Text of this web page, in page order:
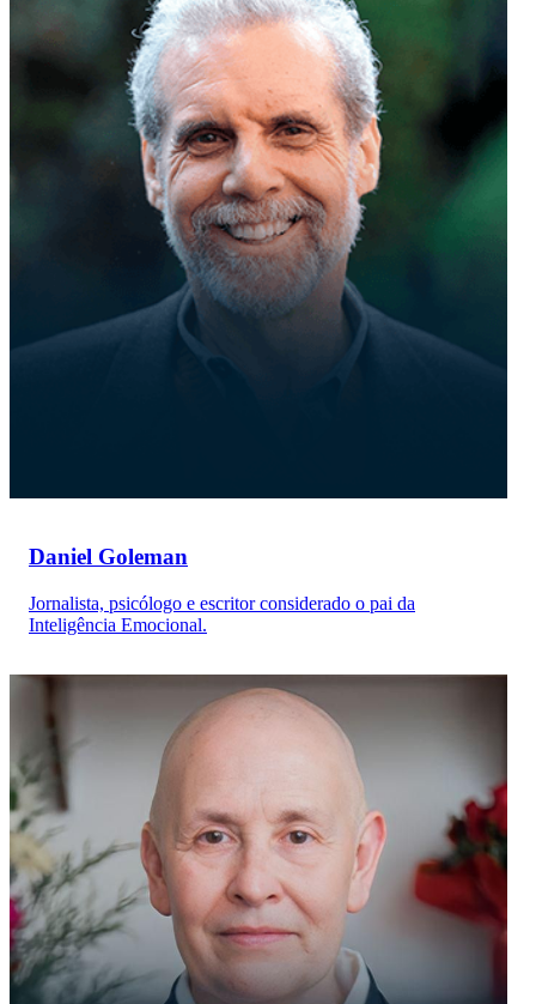
Daniel Goleman
Jornalista, psicólogo e escritor considerado o pai da
Inteligência Emocional.